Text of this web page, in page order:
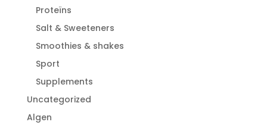
Proteïns
Salt & Sweeteners
Smoothies & shakes
Sport
Supplements
Uncategorized
Algen